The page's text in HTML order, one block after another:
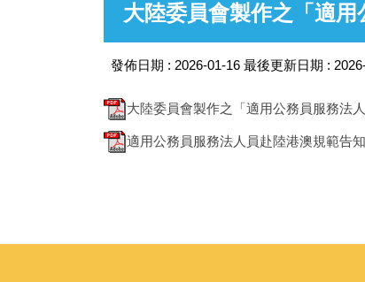
大陸委員會製作之「適用
發佈日期 : 2026-01-16 最後更新日期 :
大陸委員會製作之「適用公務員服務法
適用公務員服務法人員赴陸港澳規範告